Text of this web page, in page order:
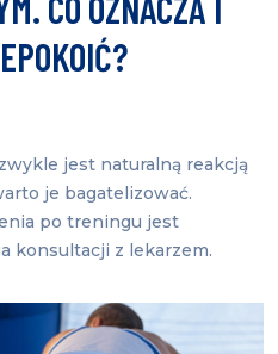
jest naturalną reakcją
je bagatelizować.
po treningu jest
konsultacji z lekarzem.